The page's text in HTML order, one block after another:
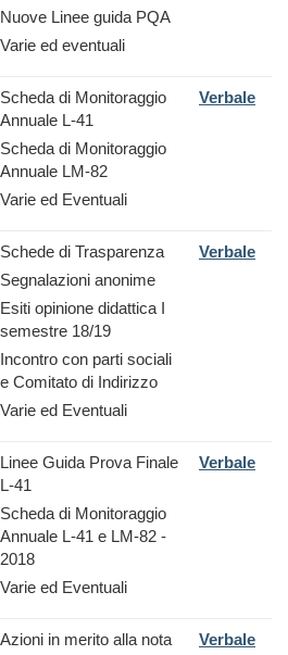
Nuove Linee guida PQA
Varie ed eventuali
Scheda di Monitoraggio
Annuale L-41
Scheda di Monitoraggio
Annuale LM-82
Varie ed Eventuali
Verbale
Schede di Trasparenza
Segnalazioni anonime
Esiti opinione didattica I
semestre 18/19
Incontro con parti sociali
e Comitato di Indirizzo
Varie ed Eventuali
Verbale
Linee Guida Prova Finale
L-41
Scheda di Monitoraggio
Annuale L-41 e LM-82 -
2018
Varie ed Eventuali
Verbale
Azioni in merito alla nota
Verbale